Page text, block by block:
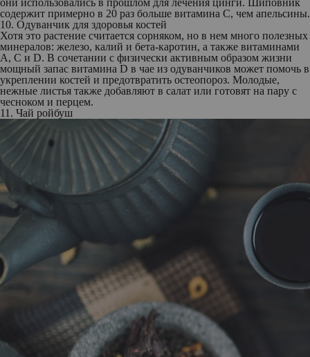
они использовались в прошлом для лечения цинги. Шиповник
содержит примерно в 20 раз больше витамина С, чем апельсины.
10. Одуванчик для здоровья костей
Хотя это растение считается сорняком, но в нем много полезных
минералов: железо, калий и бета-каротин, а также витаминами
А, С и D. В сочетании с физически активным образом жизни
мощный запас витамина D в чае из одуванчиков может помочь в
укреплении костей и предотвратить остеопороз. Молодые,
нежные листья также добавляют в салат или готовят на пару с
чесноком и перцем.
11. Чай ройбуш